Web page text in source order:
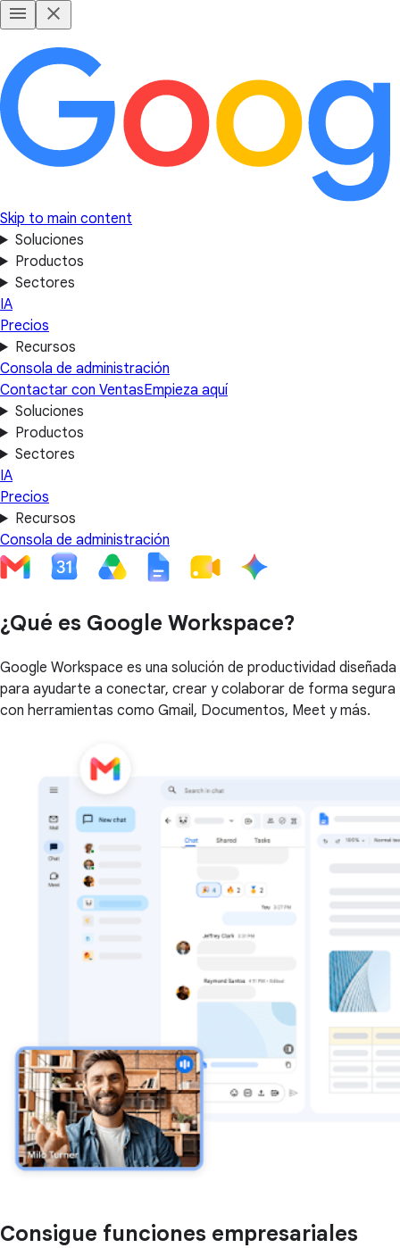
Skip to main content
Soluciones
Productos
Sectores
IA
Precios
Recursos
Consola de administración
Contactar con VentasEmpieza aquí
Soluciones
Productos
Sectores
IA
Precios
Recursos
Consola de administración
¿Qué es Google Workspace?
Google Workspace es una solución de productividad diseñada
para ayudarte a conectar, crear y colaborar de forma segura
con herramientas como Gmail, Documentos, Meet y más.
Consigue funciones empresariales